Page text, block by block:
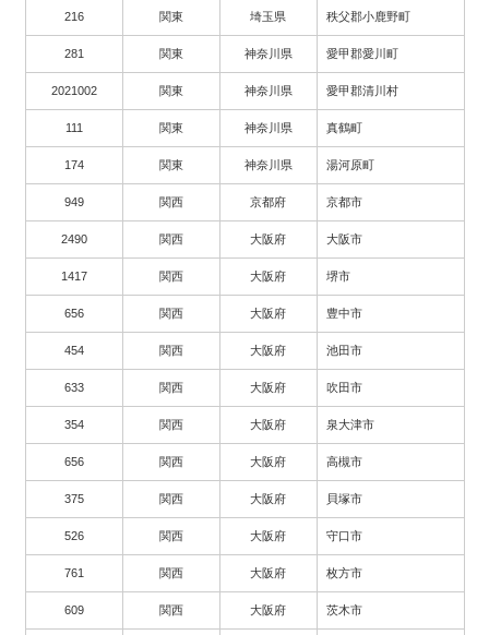
216 関東 埼玉県 秩父郡小鹿野町
281 関東 神奈川県 愛甲郡愛川町
2021002 関東 神奈川県 愛甲郡清川村
111 関東 神奈川県 真鶴町
174 関東 神奈川県 湯河原町
949 関西 京都府 京都市
2490 関西 大阪府 大阪市
1417 関西 大阪府 堺市
656 関西 大阪府 豊中市
454 関西 大阪府 池田市
633 関西 大阪府 吹田市
354 関西 大阪府 泉大津市
656 関西 大阪府 高槻市
375 関西 大阪府 貝塚市
526 関西 大阪府 守口市
761 関西 大阪府 枚方市
609 関西 大阪府 茨木市